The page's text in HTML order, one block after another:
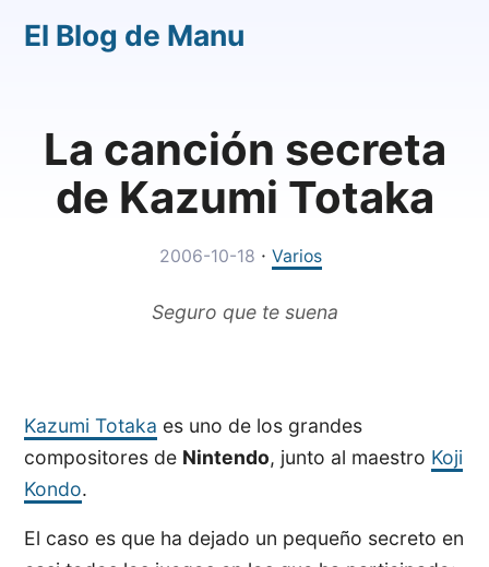
El Blog de Manu
La canción secreta
de Kazumi Totaka
2006-10-18 ·Varios
Seguro que te suena
Kazumi Totaka es uno de los grandes
compositores de Nintendo, junto al maestro Koji
Kondo.
El caso es que ha dejado un pequeño secreto en